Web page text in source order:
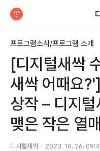
프로그램소식/프로그램 소개
[디지털새싹
새싹 어때요
상작 – 디지털
맺은 작은 열
디지털새싹 2023. 10. 26.